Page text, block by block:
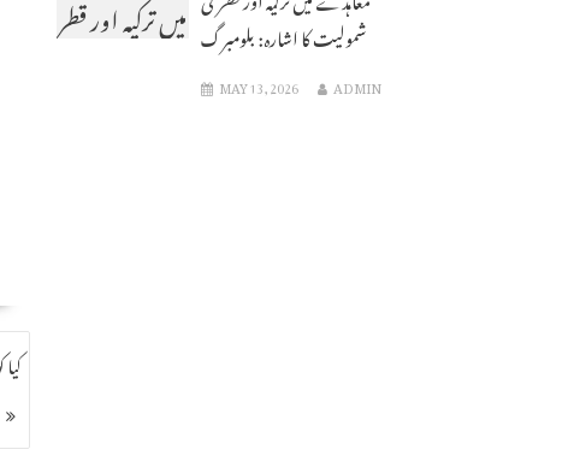
میں ترکیہ اور قطر شمولیت کا اشارہ: بلومبرگ
MAY 13, 2026 ADMIN